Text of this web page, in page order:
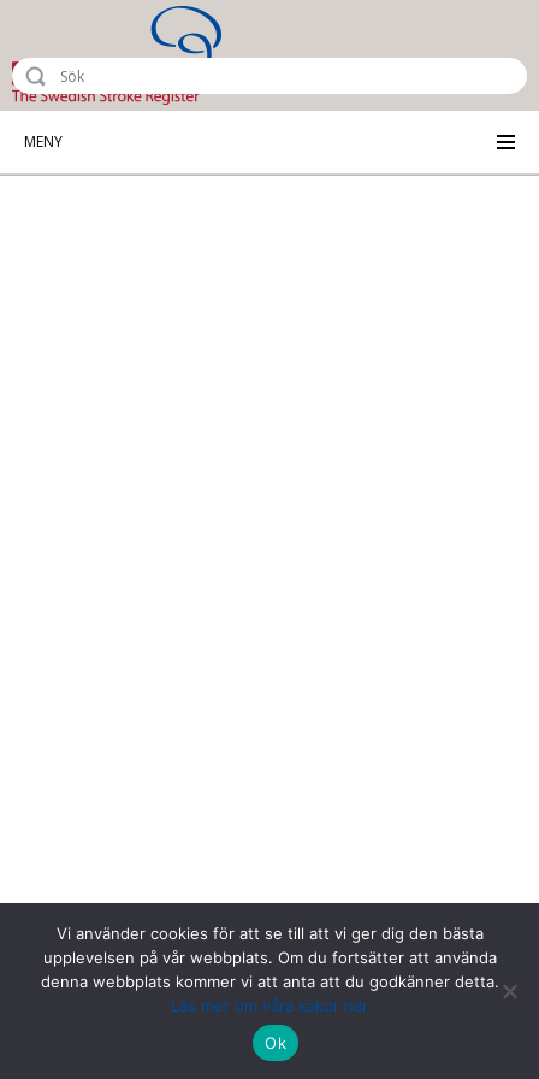
MENY
Riksstroke, Målpunkt PA rum 1013, Norrlands universitetssjukhus,
Vi använder cookies för att se till att vi ger dig den bästa
upplevelsen på vår webbplats. Om du fortsätter att använda
denna webbplats kommer vi att anta att du godkänner detta.
Läs mer om våra kakor här
Ok